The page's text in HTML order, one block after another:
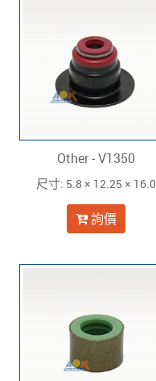
Other - V1350
尺寸: 5.8 × 12.25 × 16.0
詢價